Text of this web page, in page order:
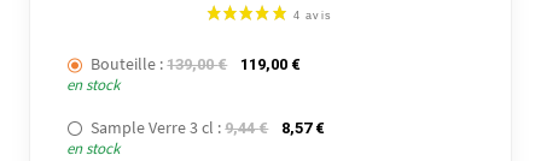
Bouteille : 139,00€ Le prix initial était : 139,00 €.
119,00 €Le prix actuel est : 119,00 €.
en stock
Sample Verre 3 cl : 9,44€ Le prix initial était : 9,44 €.
8,57 €Le prix actuel est : 8,57 €.
en stock